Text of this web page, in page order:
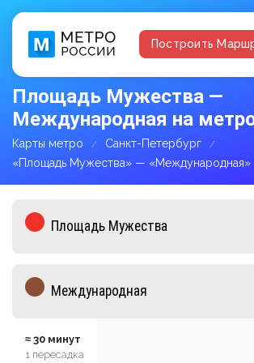
Построить
Площадь Мужества —
Международная на
Карты метро
Санкт-Петербург
«Площадь Мужества» — «Международная»
≈ 30 минут
1 пересадка